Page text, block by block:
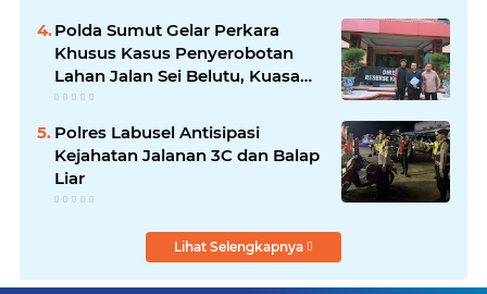
Polda Sumut Gelar Perkara
Khusus Kasus Penyerobotan
Lahan Jalan Sei Belutu, Kuasa
Hukum Pelapor Minta Kasus
Dilanjutkan
Polres Labusel Antisipasi
Kejahatan Jalanan 3C dan Balap
Liar
Lihat Selengkapnya